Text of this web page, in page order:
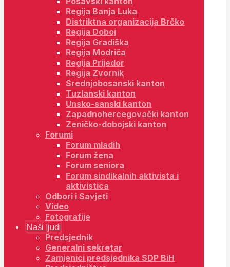
Regija Banja Luka
Distriktna organizacija Brčko
Regija Doboj
Regija Gradiška
Regija Modriča
Regija Prijedor
Regija Zvornik
Srednjobosanski kanton
Tuzlanski kanton
Unsko-sanski kanton
Zapadnohercegovački kanton
Zeničko-dobojski kanton
Forumi
Forum mladih
Forum žena
Forum seniora
Forum sindikalnih aktivista i
aktivistica
Odbori i Savjeti
Video
Fotografije
Naši ljudi
Predsjednik
Generalni sekretar
Zamjenici predsjednika SDP BiH